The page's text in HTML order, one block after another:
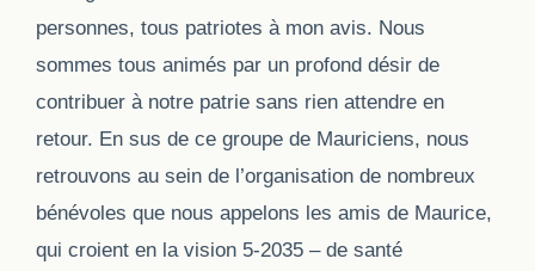
personnes, tous patriotes à mon avis. Nous
sommes tous animés par un profond désir de
contribuer à notre patrie sans rien attendre en
retour. En sus de ce groupe de Mauriciens, nous
retrouvons au sein de l’organisation de nombreux
bénévoles que nous appelons les amis de Maurice,
qui croient en la vision 5-2035 – de santé